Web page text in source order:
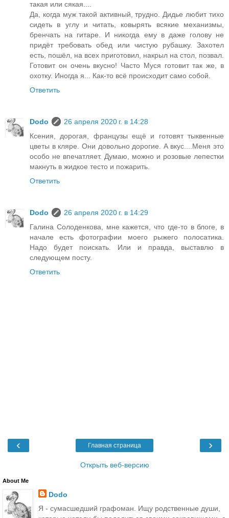
такая или сякая....
Да, когда муж такой активный, трудно. Дидье любит тихо
сидеть в углу и читать, ковырять всякие механизмы,
бренчать на гитаре. И никогда ему в даже голову не
придёт требовать обед или чистую рубашку. Захотел
есть, пошёл, на всех приготовил, накрыл на стол, позвал.
Готовит он очень вкусно! Часто Муся готовит так же, в
охотку. Иногда я... Как-то всё происходит само собой.
Ответить
Dodo
26 апреля 2020 г. в 14:28
Ксения, дорогая, французы ещё и готовят тыквенные
цветы в кляре. Они довольно дорогие. А вкус....Меня это
особо не впечатляет. Думаю, можно и розовые лепестки
макнуть в жидкое тесто и пожарить.
Ответить
Dodo
26 апреля 2020 г. в 14:29
Галина Солоденкова, мне кажется, что где-то в блоге, в
начале есть фотографии моего рыжего полосатика.
Надо будет поискать. Или и правда, выставлю в
следующем посту.
Ответить
‹ ›
Главная страница
Открыть веб-версию
About Me
Dodo
Я - сумасшедший графоман. Ищу родственные души,